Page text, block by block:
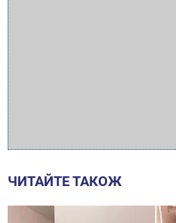
ЧИТАЙТЕ ТАКОЖ